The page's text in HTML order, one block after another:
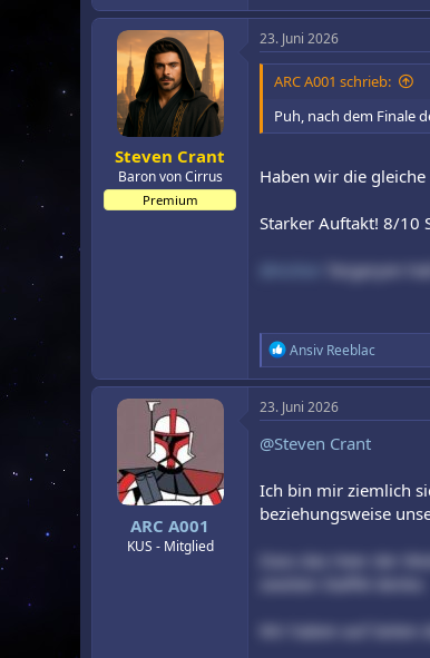
Steven Crant
Baron von Cirrus
Premium
23. Juni 2026
ARC A001 schrieb:
Puh, nach dem Finale
Haben wir die
Starker Auftakt! 8/10
Targaryen
R
e
a
k
t
i
o
e
n
:
Ansiv Reeblac
ARC A001
KUS - Mitglied
23. Juni 2026
@Steven Crant
Ich bin mir ziemlich
beziehungsweise
Dass das Heer der
Wir haben auf Seiten